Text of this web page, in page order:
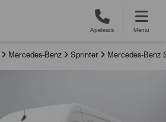
Apelează Meniu
Mercedes-Benz Sprinter Mercedes-Benz